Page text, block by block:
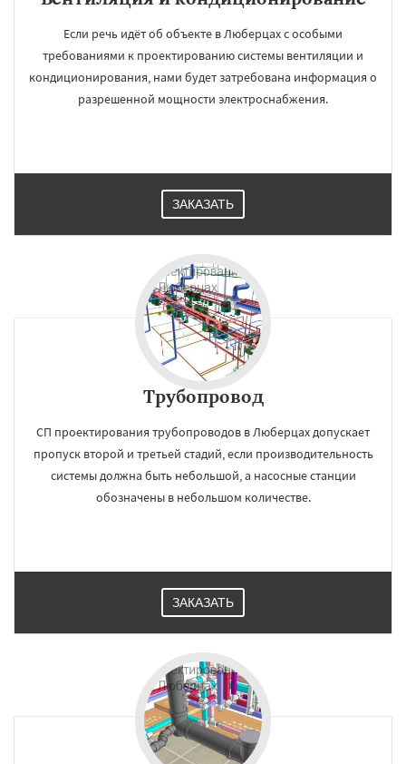
Если речь идёт об объекте в Люберцах с особыми
требованиями к проектированию системы вентиляции и
кондиционирования, нами будет затребована информация о
разрешенной мощности электроснабжения.
ЗАКАЗАТЬ
Трубопровод
СП проектирования трубопроводов в Люберцах допускает
пропуск второй и третьей стадий, если производительность
системы должна быть небольшой, а насосные станции
обозначены в небольшом количестве.
ЗАКАЗАТЬ